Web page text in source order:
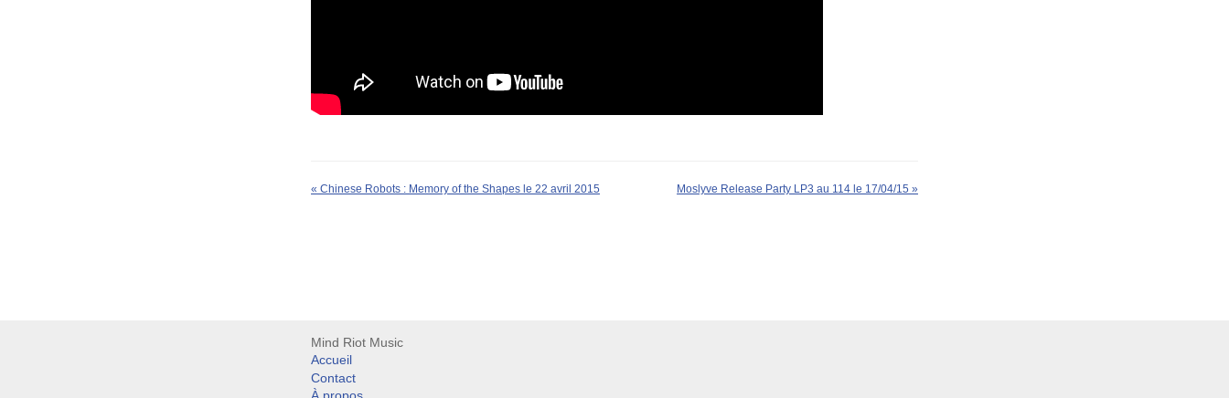
« Chinese Robots : Memory of the Shapes le 22 avril 2015 Moslyve Release Party LP3 au 114 le 17/04/15»
Mind Riot Music
Accueil
Contact